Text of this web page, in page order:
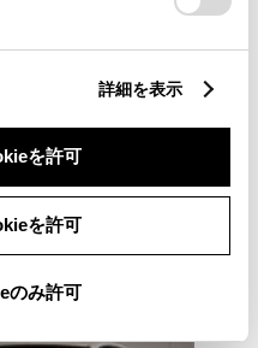
詳細を表示
を許可
を許可
のみ許可